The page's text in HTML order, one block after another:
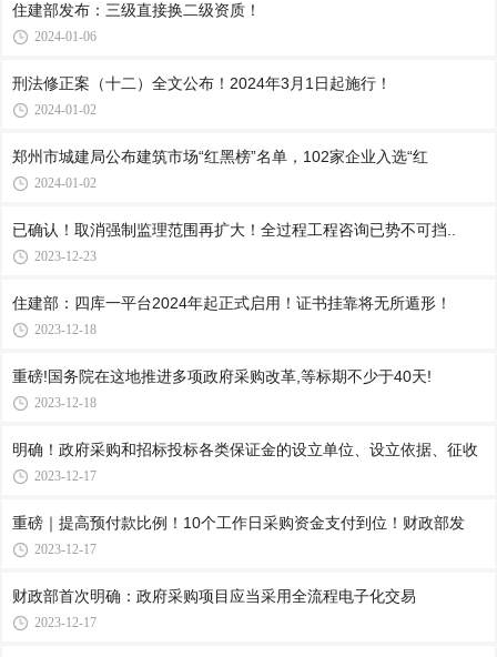
住建部发布：三级直接换二级资质！
2024-01-06
刑法修正案（十二）全文公布！2024年3月1日起施行！
2024-01-02
郑州市城建局公布建筑市场“红黑榜”名单，102家企业入选“红
2024-01-02
已确认！取消强制监理范围再扩大！全过程工程咨询已势不可挡..
2023-12-23
住建部：四库一平台2024年起正式启用！证书挂靠将无所遁形！
2023-12-18
重磅!国务院在这地推进多项政府采购改革,等标期不少于40天!
2023-12-18
明确！政府采购和招标投标各类保证金的设立单位、设立依据、征收
2023-12-17
重磅｜提高预付款比例！10个工作日采购资金支付到位！财政部发
2023-12-17
财政部首次明确：政府采购项目应当采用全流程电子化交易
2023-12-17